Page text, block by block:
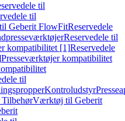
til
til
Geberit FlowFitReservedele
Reservedele til
kompatibilitet [1]Reservedele
Presseværktøjer kompatibilitet
til
Kontroludstyr
TilbehørVærktøj til Geberit